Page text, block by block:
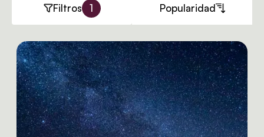
Filtros 1 Popularidad